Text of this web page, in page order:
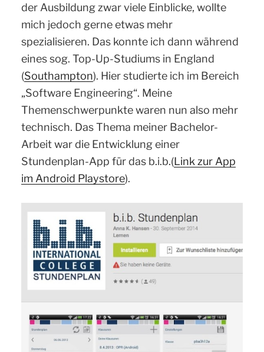
der Ausbildung zwar viele Einblicke, wollte
mich jedoch gerne etwas mehr
spezialisieren. Das konnte ich dann während
eines sog. Top-Up-Studiums in England
(Southampton). Hier studierte ich im Bereich
„Software Engineering“. Meine
Themenschwerpunkte waren nun also mehr
technisch. Das Thema meiner Bachelor-
Arbeit war die Entwicklung einer
Stundenplan-App für das b.i.b.(Link zur App
im Android Playstore).